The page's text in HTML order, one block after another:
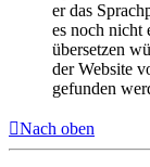
er das
es noch nicht
übersetzen
der Website
gefunden
Nach oben